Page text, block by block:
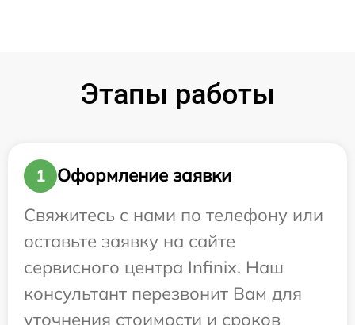
Этапы работы
1
Оформление заявки
Свяжитесь с нами по телефону или
оставьте заявку на сайте
сервисного центра Infinix. Наш
консультант перезвонит Вам для
уточнения стоимости и сроков